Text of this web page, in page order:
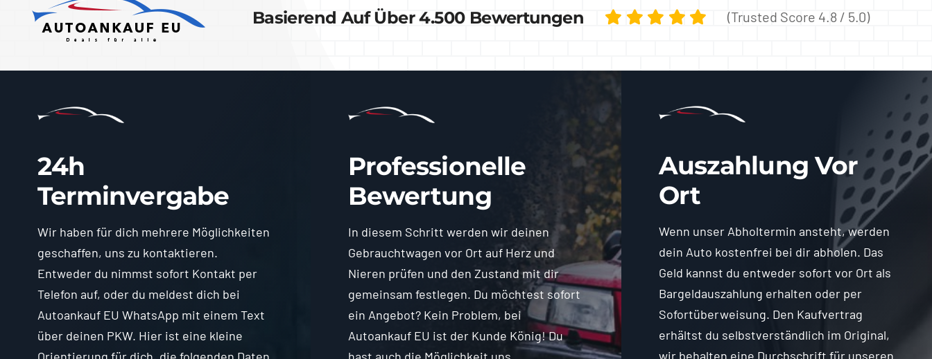
Basierend Auf Über 4.500 Bewertungen (Trusted Score 4.8 / 5.0)
24h
Terminvergabe
Wir haben für dich mehrere Möglichkeiten
geschaffen, uns zu kontaktieren.
Entweder du nimmst sofort Kontakt per
Telefon auf, oder du meldest dich bei
Autoankauf EU WhatsApp mit einem Text
über deinen PKW. Hier ist eine kleine
Professionelle
Bewertung
In diesem Schritt werden wir deinen
Gebrauchtwagen vor Ort auf Herz und
Nieren prüfen und den Zustand mit dir
gemeinsam festlegen. Du möchtest sofort
ein Angebot? Kein Problem, bei
Autoankauf EU ist der Kunde König! Du
Auszahlung Vor
Ort
Wenn unser Abholtermin ansteht, werden
dein Auto kostenfrei bei dir abholen. Das
Geld kannst du entweder sofort vor Ort als
Bargeldauszahlung erhalten oder per
Sofortüberweisung. Den Kaufvertrag
erhältst du selbstverständlich im Original,
wir behalten eine Durchschrift für unseren